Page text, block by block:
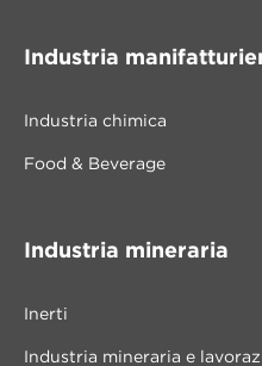
Industria
Industria chimica
Food & Beverage
Industria mineraria
Inerti
Industria mineraria e